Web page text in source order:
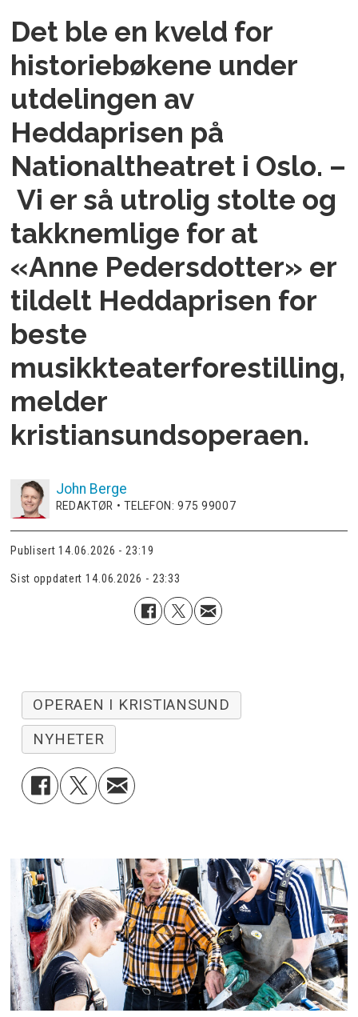
Det ble en kveld for
historiebøkene under
utdelingen av
Heddaprisen på
Nationaltheatret i Oslo. –
Vi er så utrolig stolte og
takknemlige for at
«Anne Pedersdotter» er
tildelt Heddaprisen for
beste
musikkteaterforestilling,
melder
kristiansundsoperaen.
John Berge
REDAKTØR • TELEFON: 975 99007
Publisert 14.06.2026 - 23:19
Sist oppdatert 14.06.2026 - 23:33
OPERAEN I KRISTIANSUND
NYHETER